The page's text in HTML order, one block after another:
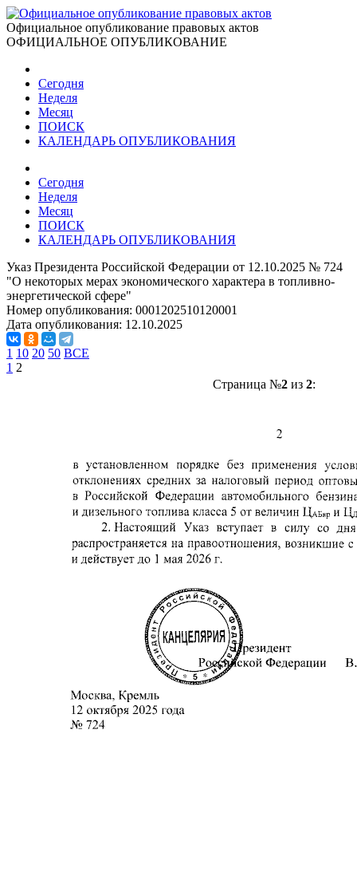
Официальное опубликование правовых актов
ОФИЦИАЛЬНОЕ ОПУБЛИКОВАНИЕ
Сегодня
Неделя
Месяц
ПОИСК
КАЛЕНДАРЬ ОПУБЛИКОВАНИЯ
Сегодня
Неделя
Месяц
ПОИСК
КАЛЕНДАРЬ ОПУБЛИКОВАНИЯ
Указ Президента Российской Федерации от 12.10.2025 № 724
"О некоторых мерах экономического характера в топливно-
энергетической сфере"
Номер опубликования: 0001202510120001
Дата опубликования: 12.10.2025
1 10 20 50 ВСЕ
1 2
Страница №2из 2: